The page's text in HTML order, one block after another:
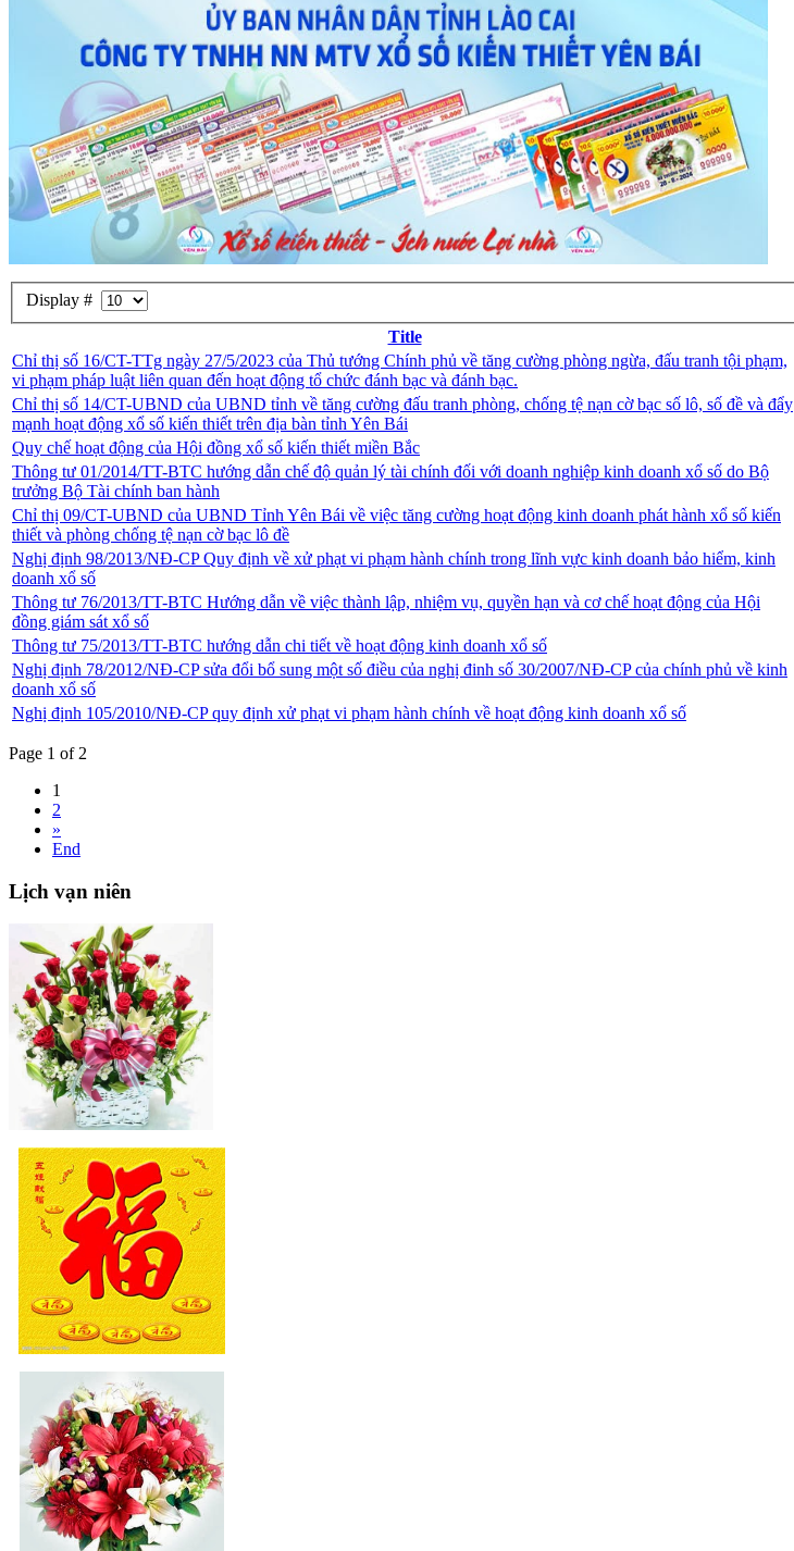
Display #
Title
Chỉ thị số 16/CT-TTg ngày 27/5/2023 của Thủ tướng Chính phủ về tăng cường phòng ngừa, đấu tranh tội phạm,
vi phạm pháp luật liên quan đến hoạt động tổ chức đánh bạc và đánh bạc.
Chỉ thị số 14/CT-UBND của UBND tỉnh về tăng cường đấu tranh phòng, chống tệ nạn cờ bạc số lô, số đề và đẩy
mạnh hoạt động xổ số kiến thiết trên địa bàn tỉnh Yên Bái
Quy chế hoạt động của Hội đồng xổ số kiến thiết miền Bắc
Thông tư 01/2014/TT-BTC hướng dẫn chế độ quản lý tài chính đối với doanh nghiệp kinh doanh xổ số do Bộ
trưởng Bộ Tài chính ban hành
Chỉ thị 09/CT-UBND của UBND Tỉnh Yên Bái về việc tăng cường hoạt động kinh doanh phát hành xổ số kiến
thiết và phòng chống tệ nạn cờ bạc lô đề
Nghị định 98/2013/NĐ-CP Quy định về xử phạt vi phạm hành chính trong lĩnh vực kinh doanh bảo hiểm, kinh
doanh xổ số
Thông tư 76/2013/TT-BTC Hướng dẫn về việc thành lập, nhiệm vụ, quyền hạn và cơ chế hoạt động của Hội
đồng giám sát xổ số
Thông tư 75/2013/TT-BTC hướng dẫn chi tiết về hoạt động kinh doanh xổ số
Nghị định 78/2012/NĐ-CP sửa đổi bổ sung một số điều của nghị đinh số 30/2007/NĐ-CP của chính phủ về kinh
doanh xổ số
Nghị định 105/2010/NĐ-CP quy định xử phạt vi phạm hành chính về hoạt động kinh doanh xổ số
Page 1 of 2
1
2
»
End
Lịch vạn niên